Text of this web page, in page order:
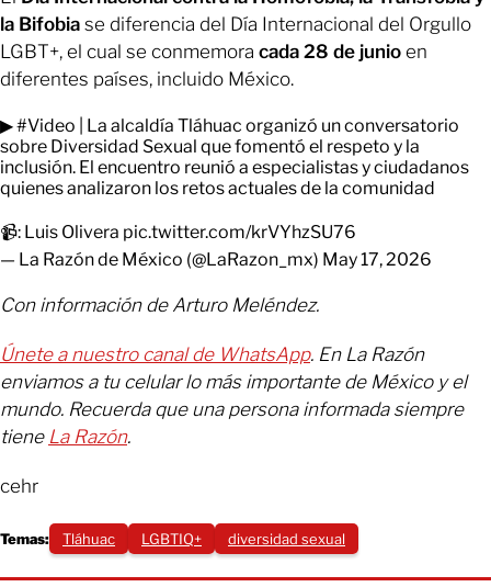
la Bifobia se diferencia del Día Internacional del Orgullo
LGBT+, el cual se conmemora cada 28 de junio en
diferentes países, incluido México.
▶#Video | La alcaldía Tláhuac organizó un conversatorio
sobre Diversidad Sexual que fomentó el respeto y la
inclusión. El encuentro reunió a especialistas y ciudadanos
quienes analizaron los retos actuales de la comunidad
📹: Luis Olivera pic.twitter.com/krVYhzSU76
— La Razón de México (@LaRazon_mx) May 17, 2026
Con información de Arturo Meléndez.
Únete a nuestro canal de WhatsApp. En La Razón
enviamos a tu celular lo más importante de México y el
mundo. Recuerda que una persona informada siempre
tiene La Razón.
cehr
Temas: Tláhuac LGBTIQ+ diversidad sexual